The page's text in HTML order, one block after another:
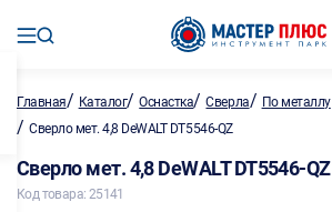
Главная/ Каталог/Оснастка/Сверла/ По металлу
/ Сверло мет. 4,8 DeWALT DT5546-QZ
Сверло мет. 4,8 DeWALT DT5546-QZ
Код товара: 25141